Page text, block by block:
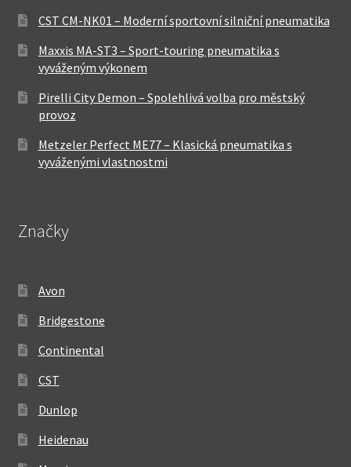
CST CM-NK01 – Moderní sportovní silniční pneumatika
Maxxis MA-ST3 – Sport-touring pneumatika s
vyváženým výkonem
Pirelli City Demon – Spolehlivá volba pro městský
provoz
Metzeler Perfect ME77 – Klasická pneumatika s
vyváženými vlastnostmi
Značky
Avon
Bridgestone
Continental
CST
Dunlop
Heidenau